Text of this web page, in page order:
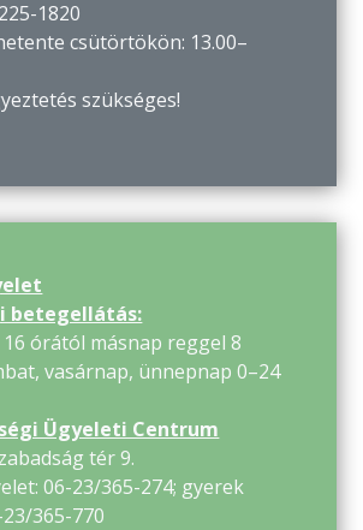
1820
csütörtökön: 13.00–
szükséges!
betegellátás:
órától másnap reggel 8
vasárnap, ünnepnap 0–24
Ügyeleti Centrum
tér 9.
06-23/365-274; gyerek
365-770